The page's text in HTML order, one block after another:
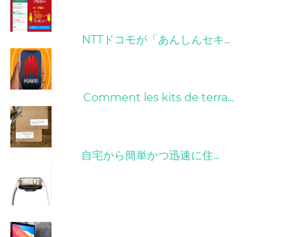
NTTドコモが「あんしんセキ...
Comment les kits de terra...
自宅から簡単かつ迅速に住...